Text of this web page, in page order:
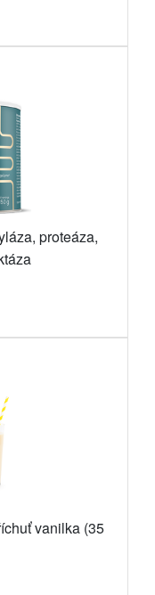
proteáza,
vanilka (35